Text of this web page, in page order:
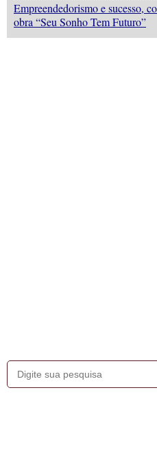
Empreendedorismo e sucesso,
obra “Seu Sonho Tem Futuro”